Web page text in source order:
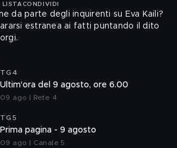
LISTA CONDIVIDI
da parte degli inquirenti su Eva Kaili?
estranea ai fatti puntando il dito
TG4
Ultim'ora del 9 agosto, ore 6.00
09 ago | Rete 4
TG5
Prima pagina - 9 agosto
09 ago | Canale 5